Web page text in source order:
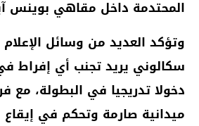
المحتدمة داخل مقاهي بوينس
وتؤكد العديد من وسائل الإعلام
سكالوني يريد تجنب أي إفراط
دخولا تدريجيا في البطولة،
ميدانية صارمة وتحكم في